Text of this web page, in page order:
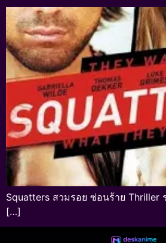
Squatters สวมรอย ซ่อนร้าย
[…]